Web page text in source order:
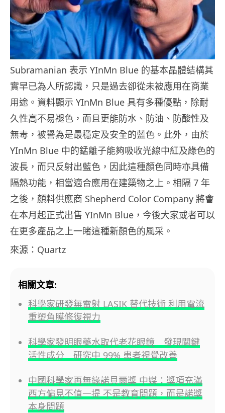
Subramanian 表示 YInMn Blue 的基本晶體結構其
實早已為人所認識，只是過去卻從未被應用在商業
用途。資料顯示 YInMn Blue 具有多種優點，除耐
久性高不易褪色，而且更能防水、防油、防酸性及
無毒，被譽為是最穩定及安全的藍色。此外，由於
YInMn Blue 中的錳離子能夠吸收光線中紅及綠色的
波長，而只反射出藍色，因此這種顏色同時亦具備
隔熱功能，相當適合應用在建築物之上。相隔 7 年
之後，顏料供應商 Shepherd Color Company 將會
在本月起正式出售 YInMn Blue，今後大家或者可以
在更多產品之上一睹這種新顏色的風采。
來源：Quartz
相關文章:
科學家研發無雷射 LASIK 替代技術 利用電流
重塑角膜修復視力
科學家發明眼藥水取代老花眼鏡 發現關鍵
活性成分 研究中 99% 患者視覺改善
中國科學家再無緣諾貝爾獎 中媒：獎項充滿
西方偏見不值一提 不是教育問題，而是諾獎
本身問題